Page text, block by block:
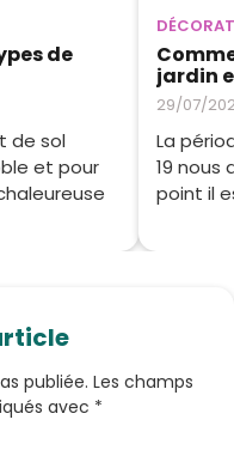
de
de sol
et pour
jardin
29/07/
La
19 nous
point il
publiée. Les champs
avec *